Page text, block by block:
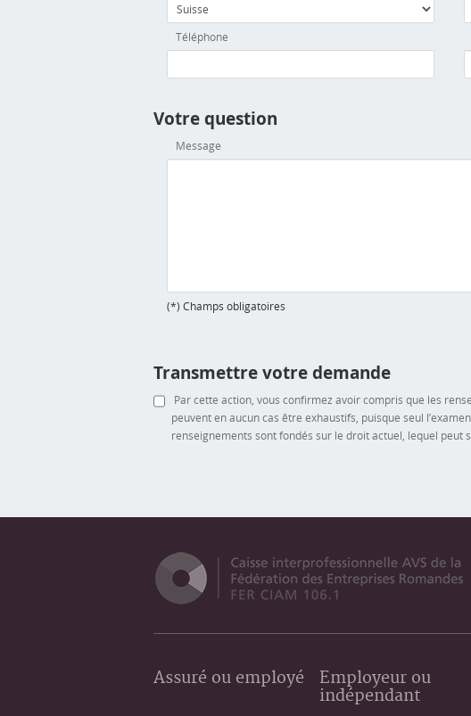
Téléphone
Votre question
Message
(*) Champs obligatoires
Transmettre votre demande
Par cette action, vous confirmez avoir compris que les
peuvent en aucun cas être exhaustifs, puisque seul
renseignements sont fondés sur le droit actuel, lequel peut
Assuré ou employé
Employeur ou
indépendant